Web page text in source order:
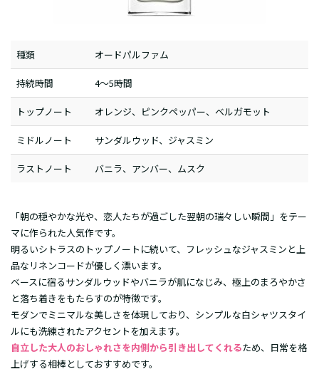
種類 オードパルファム
持続時間 4～5時間
トップノート オレンジ、ピンクペッパー、ベルガモット
ミドルノート サンダルウッド、ジャスミン
ラストノート バニラ、アンバー、ムスク
「朝の穏やかな光や、恋人たちが過ごした翌朝の瑞々しい瞬間」をテー
マに作られた人気作です。
明るいシトラスのトップノートに続いて、フレッシュなジャスミンと上
品なリネンコードが優しく漂います。
ベースに宿るサンダルウッドやバニラが肌になじみ、極上のまろやかさ
と落ち着きをもたらすのが特徴です。
モダンでミニマルな美しさを体現しており、シンプルな白シャツスタイ
ルにも洗練されたアクセントを加えます。
自立した大人のおしゃれさを内側から引き出してくれるため、日常を格
上げする相棒としておすすめです。